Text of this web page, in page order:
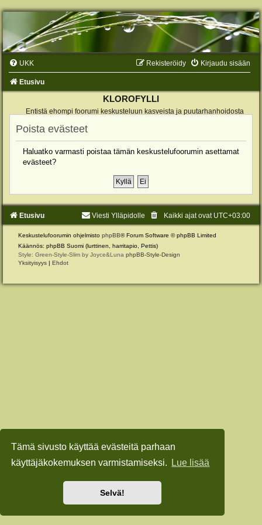
Tämä sivusto käyttää evästeitä parhaan
käyttäjäkokemuksen varmistamiseksi.
Lue lisää
Selvä!
UKK Kirjaudu sisään
Rekisteröidy
Etusivu
KLOROFYLLI
Entistä ehompi foorumi keskusteluun kasveista ja puutarhanhoidosta
Poista evästeet
Haluatko varmasti poistaa tämän keskustelufoorumin asettamat
evästeet?
Etusivu Kaikki ajat ovat UTC+03:00
Viesti Ylläpidolle
Keskustelufoorumin ohjelmisto phpBB® Forum Software © phpBB Limited
Käännös: phpBB Suomi (lurttinen, harritapio, Pettis)
Style: Green-Style-Slim by Joyce&Luna phpBB-Style-Design
Yksityisyys | Ehdot